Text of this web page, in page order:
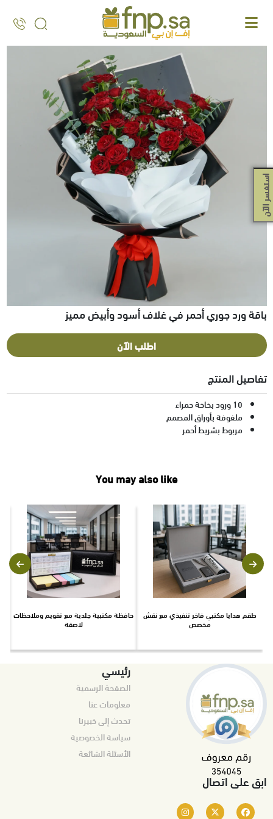
content
استفسر الآن
باقة ورد جوري أحمر في غلاف أسود وأبيض مميز
اطلب الآن
تفاصيل المنتج
10 ورود بخاخة حمراء
ملفوفة بأوراق المصمم
مربوط بشريط أحمر
You may also like
طقم هدايا مكتبي فاخر تنفيذي مع نقش
مخصص
حافظة مكتبية جلدية مع تقويم وملاحظات
لاصقة
رئيسي
الصفحة الرسمية
معلومات عنا
تحدث إلى خبيرنا
سياسة الخصوصية
الأسئلة الشائعة
ابق على اتصال